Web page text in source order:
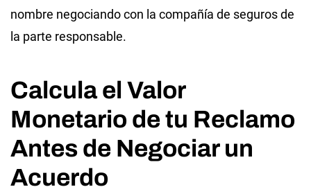
nombre negociando con la compañía de seguros de
la parte responsable.
Calcula el Valor
Monetario de tu Reclamo
Antes de Negociar un
Acuerdo